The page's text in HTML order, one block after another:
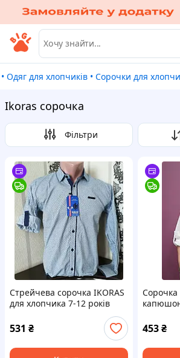
• Одяг для хлопчиків • Сорочки для
Ikoras сорочка
Фільтри
Стрейчева сорочка IKORAS
для хлопчика 7-12 років
531 ₴ 453₴